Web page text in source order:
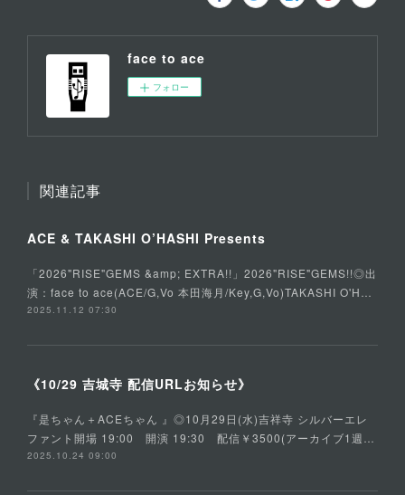
face to ace
フォロー
関連記事
ACE & TAKASHI O’HASHI Presents
「2026"RISE"GEMS &amp; EXTRA!!」2026"RISE"GEMS!!◎出
演：face to ace(ACE/G,Vo 本田海月/Key,G,Vo)TAKASHI O'H…
2025.11.12 07:30
《10/29 吉城寺 配信URLお知らせ》
『是ちゃん＋ACEちゃん 』◎10月29日(水)吉祥寺 シルバーエレ
ファント開場 19:00 開演 19:30 配信￥3500(アーカイブ1週…
2025.10.24 09:00